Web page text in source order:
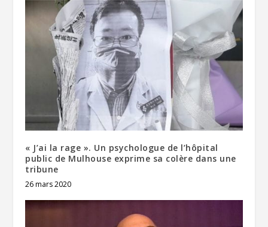
« J’ai la rage ». Un psychologue de l’hôpital
public de Mulhouse exprime sa colère dans une
tribune
26 mars 2020